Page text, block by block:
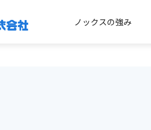
ノックスの強み